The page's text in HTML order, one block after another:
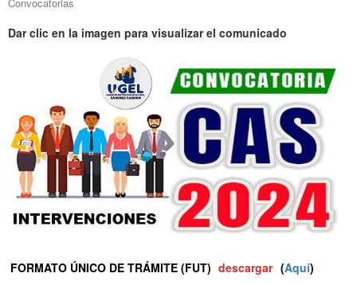
Dar clic en la imagen para visualizar el comunicado
FORMATO ÚNICO DE TRÁMITE (FUT) descargar (Aquí)